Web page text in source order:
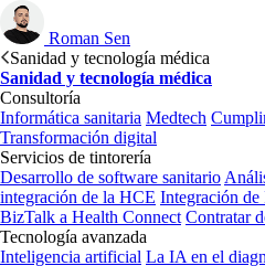
Roman Sen
Sanidad y tecnología médica
Sanidad y tecnología médica
Consultoría
Informática sanitaria Medtech
Transformación digital
Servicios de tintorería
Desarrollo de software sanitario
integración de la HCE Integración de
BizTalk a Health Connect Contratar
Tecnología avanzada
Inteligencia artificial La IA en el